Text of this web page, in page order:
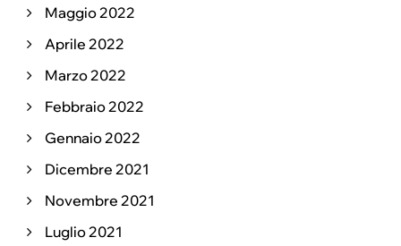
Maggio 2022
Aprile 2022
Marzo 2022
Febbraio 2022
Gennaio 2022
Dicembre 2021
Novembre 2021
Luglio 2021